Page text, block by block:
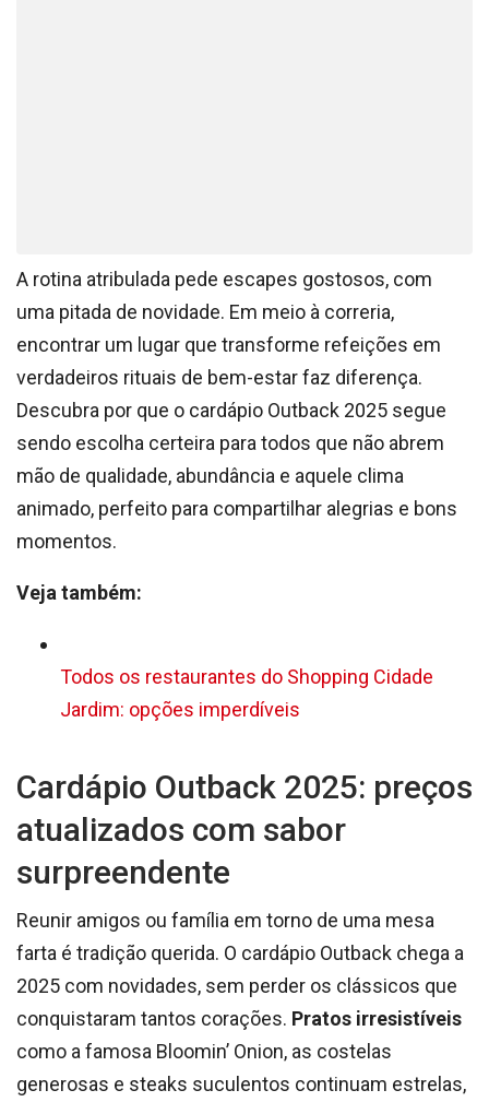
A rotina atribulada pede escapes gostosos, com
uma pitada de novidade. Em meio à correria,
encontrar um lugar que transforme refeições em
verdadeiros rituais de bem-estar faz diferença.
Descubra por que o cardápio Outback 2025 segue
sendo escolha certeira para todos que não abrem
mão de qualidade, abundância e aquele clima
animado, perfeito para compartilhar alegrias e bons
momentos.
Veja também:
Todos os restaurantes do Shopping Cidade
Jardim: opções imperdíveis
Cardápio Outback 2025: preços
atualizados com sabor
surpreendente
Reunir amigos ou família em torno de uma mesa
farta é tradição querida. O cardápio Outback chega a
2025 com novidades, sem perder os clássicos que
conquistaram tantos corações. Pratos irresistíveis
como a famosa Bloomin’ Onion, as costelas
generosas e steaks suculentos continuam estrelas,